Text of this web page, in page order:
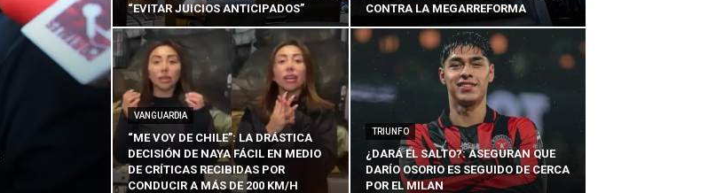
“EVITAR JUICIOS ANTICIPADOS”
CONTRA LA MEGARREFORMA
VANGUARDIA
“ME VOY DE CHILE”: LA DRÁSTICA
DECISIÓN DE NAYA FÁCIL EN MEDIO
DE CRÍTICAS RECIBIDAS POR
CONDUCIR A MÁS DE 200 KM/H
TRIUNFO
¿DARÁ EL SALTO?: ASEGURAN QUE
DARÍO OSORIO ES SEGUIDO DE CERCA
POR EL MILAN